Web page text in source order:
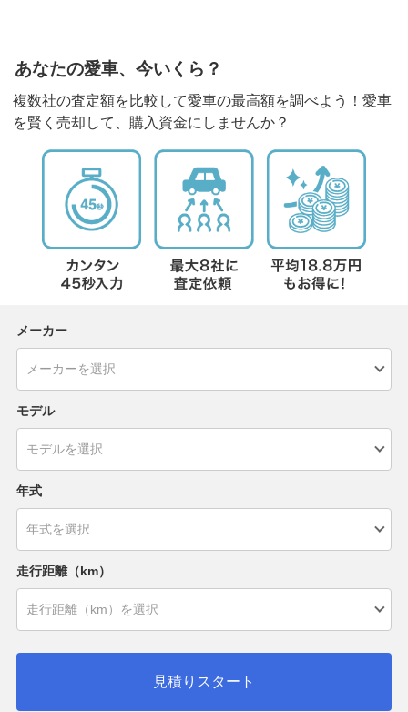
あなたの愛車、今いくら？
複数社の査定額を比較して愛車の最高額を調べよう！愛車
を賢く売却して、購入資金にしませんか？
メーカー
モデル
年式
走行距離（km）
見積りスタート